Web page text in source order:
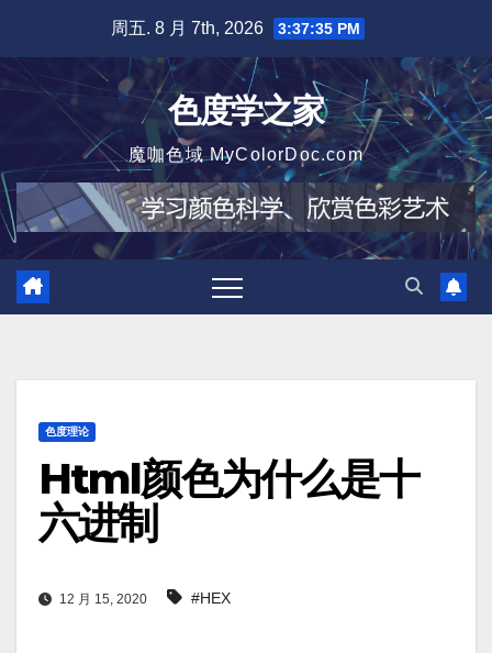
周五. 8 月 7th, 2026 3:37:37 PM
色度学之家
魔咖色域 MyColorDoc.com
色度理论
Html颜色为什么是十
六进制
12 月 15, 2020 #HEX